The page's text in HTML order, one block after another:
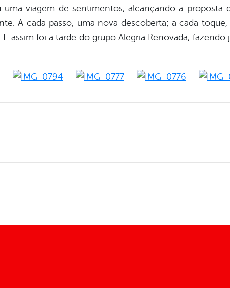
uma viagem de sentimentos, alcançando a
A cada passo, uma nova descoberta; a cada
assim foi a tarde do grupo Alegria Renovada,